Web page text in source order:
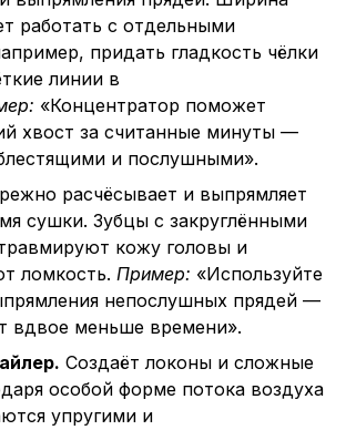
работать с отдельными
придать гладкость чёлки
линии в
«Концентратор поможет
хвост за считанные минуты —
и послушными».
расчёсывает и выпрямляет
сушки. Зубцы с закруглёнными
кожу головы и
ломкость. Пример: «Используйте
непослушных прядей —
вдвое меньше времени».
Создаёт локоны и сложные
особой форме потока воздуха
упругими и